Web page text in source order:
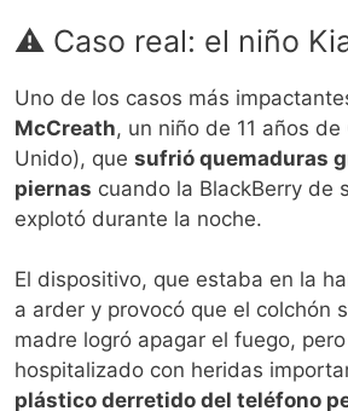
⚠️ Caso real: el niño
Uno de los casos más
McCreath, un niño de 11 años
Unido), que sufrió quemaduras
piernas cuando la BlackBerry de
explotó durante la noche.
El dispositivo, que estaba en la
a arder y provocó que el colchón
madre logró apagar el fuego,
hospitalizado con heridas
plástico derretido del teléfono